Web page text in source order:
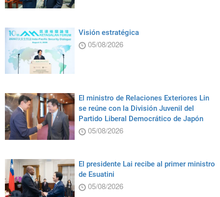
Visión estratégica
05/08/2026
El ministro de Relaciones Exteriores Lin
se reúne con la División Juvenil del
Partido Liberal Democrático de Japón
05/08/2026
El presidente Lai recibe al primer ministro
de Esuatini
05/08/2026